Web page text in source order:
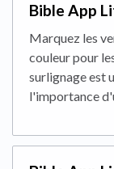
Bible App
Marquez les
couleur pour
surlignage est
l'importance